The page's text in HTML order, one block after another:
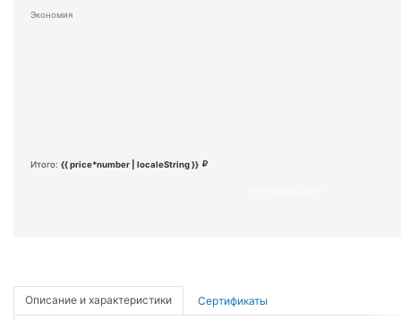
Экономия
Итого: {{ price*number | localeString }}
Описание и характеристики Сертификаты